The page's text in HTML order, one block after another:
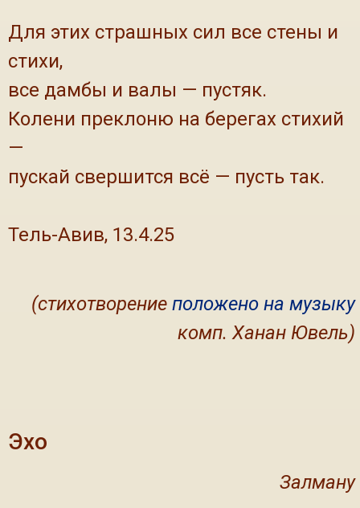
Для этих страшных сил все стены и
стихи,
все дамбы и валы — пустяк.
Колени преклоню на берегах стихий
—
пускай свершится всё — пусть так.
Тель-Авив, 13.4.25
(стихотворение положено на музыку
комп. Ханан Ювель)
Эхо
Залману